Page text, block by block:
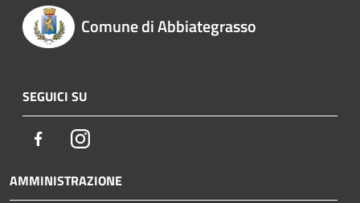
Comune di Abbiategrasso
SEGUICI SU
FacebookInstagram
AMMINISTRAZIONE